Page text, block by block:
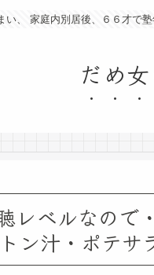
い、 家庭内別居後、６６才で
だめ
レベルなので
ン汁・ポテサ